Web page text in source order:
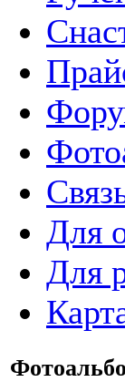
Для
Для